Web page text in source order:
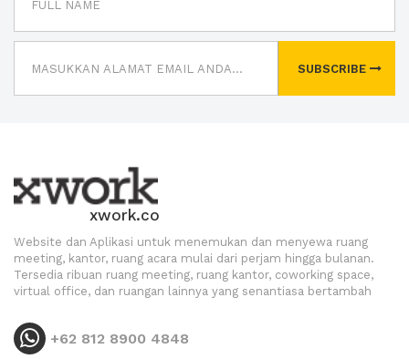
SUBSCRIBE
xwork.co
Website dan Aplikasi untuk menemukan dan menyewa ruang
meeting, kantor, ruang acara mulai dari perjam hingga bulanan.
Tersedia ribuan ruang meeting, ruang kantor, coworking space,
virtual office, dan ruangan lainnya yang senantiasa bertambah
+62 812 8900 4848